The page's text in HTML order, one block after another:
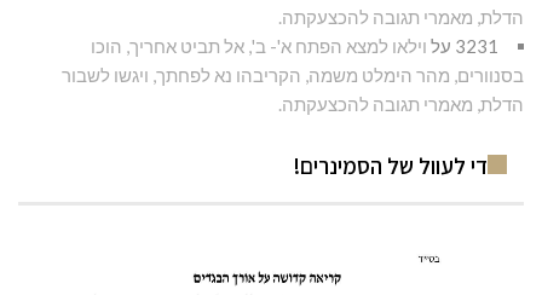
הדלת, מאמרי תגובה להכצעקתה.
3231 על וילאו למצא הפתח א'- ב', אל תביט אחריך, הוכו
בסנוורים, מהר הימלט משמה, הקריבהו נא לפחתך, ויגשו לשבור
הדלת, מאמרי תגובה להכצעקתה.
די לעוול של הסמינרים!